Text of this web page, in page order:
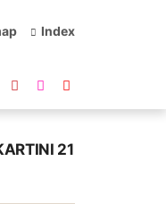
Index
21